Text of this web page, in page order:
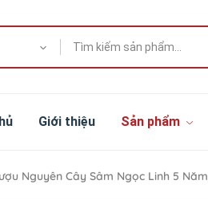
Giới thiệu Sản phẩm
Nguyên Cây Sâm Ngọc Linh 5 Năm